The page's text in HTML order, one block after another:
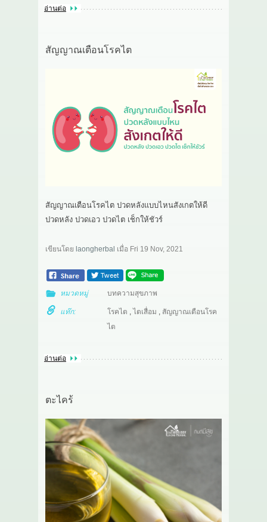
อ่านต่อ
สัญญาณเตือนโรคไต
สัญญาณเตือนโรคไต ปวดหลังแบบไหนสังเกตให้ดี
ปวดหลัง ปวดเอว ปวดไต เช็กให้ชัวร์
เขียนโดย laongherbal เมื่อ Fri 19 Nov, 2021
หมวดหมู่ บทความสุขภาพ
แท๊ก: โรคไต , ไตเสื่อม , สัญญาณเตือนโรค
ไต
อ่านต่อ
ตะไคร้